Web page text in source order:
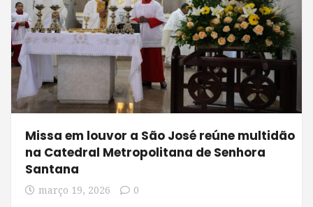
Missa em louvor a São José reúne multidão
na Catedral Metropolitana de Senhora
Santana
março 19, 2026 0